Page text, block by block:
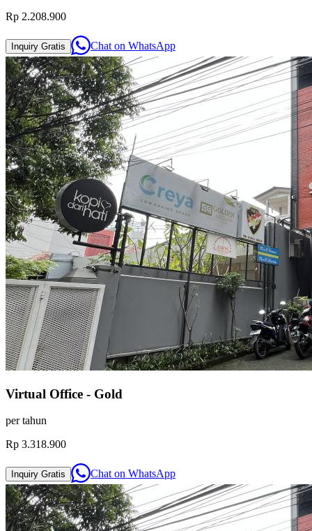
Rp 2.208.900
Inquiry Gratis Chat on WhatsApp
Virtual Office - Gold
pertahun
Rp 3.318.900
Inquiry Gratis Chat on WhatsApp